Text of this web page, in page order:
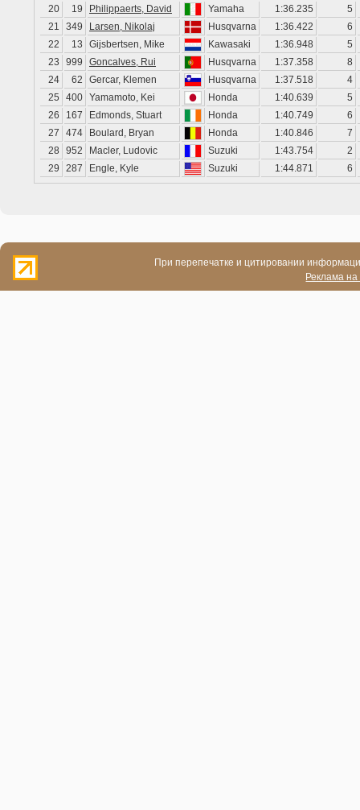
20
19 Philippaerts, David Yamaha 1:36.235
5
21
349 Larsen, Nikolaj Husqvarna 1:36.422
6
22
13 Gijsbertsen, Mike Kawasaki 1:36.948
5
23
999 Goncalves, Rui Husqvarna 1:37.358
8
24
62 Gercar, Klemen Husqvarna 1:37.518
4
25
400 Yamamoto, Kei Honda 1:40.639
5
26
167 Edmonds, Stuart Honda 1:40.749
6
27
474 Boulard, Bryan Honda 1:40.846
7
28
952 Macler, Ludovic Suzuki 1:43.754
2
29
287 Engle, Kyle Suzuki 1:44.871 6
При перепечатке и цитировании
Реклама на